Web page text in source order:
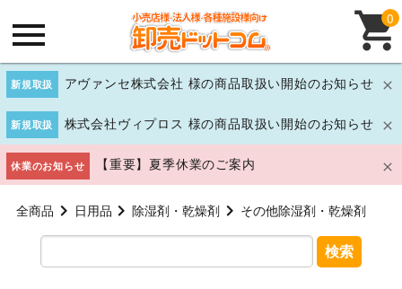
新規取扱 アヴァンセ株式会社 様の商品取扱い開始のお知らせ
新規取扱 株式会社ヴィプロス 様の商品取扱い開始のお知らせ
休業のお知らせ 【重要】夏季休業のご案内
0
全商品 日用品 除湿剤・乾燥剤 その他除湿剤・乾燥剤
検索